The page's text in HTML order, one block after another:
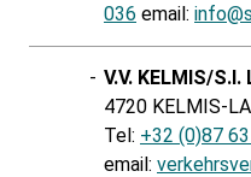
036 email:
- V.V. KELMIS/S.I.
4720 KELMIS-
Tel: +32 (0)87
email: